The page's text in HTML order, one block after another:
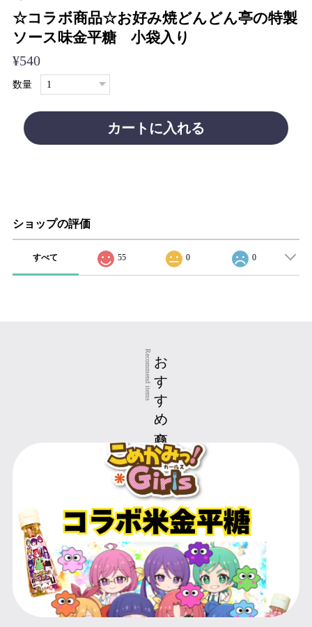
☆コラボ商品☆お好み焼どんどん亭の特製
ソース味金平糖 小袋入り
¥540
数量
カートに入れる
ショップの評価
すべて 55 0 0
おすすめ商品
Recommend items